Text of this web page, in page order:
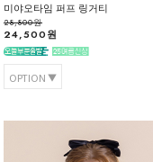
미야오타임 퍼프 링거티
28,800원
24,500원
OPTION